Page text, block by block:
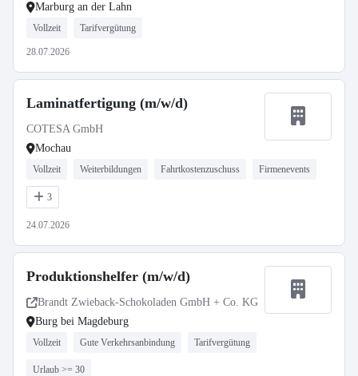
Marburg an der Lahn
Vollzeit Tarifvergütung
28.07.2026
Laminatfertigung (m/w/d)
COTESA GmbH
Mochau
Vollzeit Weiterbildungen Fahrtkostenzuschuss Firmenevents
3
24.07.2026
Produktionshelfer (m/w/d)
Brandt Zwieback-Schokoladen GmbH + Co. KG
Burg bei Magdeburg
Vollzeit Gute Verkehrsanbindung Tarifvergütung
Urlaub >= 30